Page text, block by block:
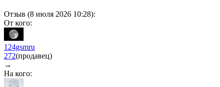
Отзыв (8 июля 2026 10:28):
От кого:
124gsmru
272(продавец)
→
На кого: